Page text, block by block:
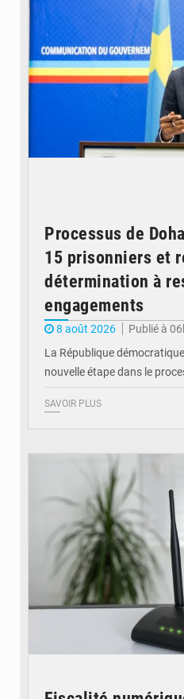
Processus de
15 prisonniers et
détermination à
engagements
8 août 2026
Publié à
La République
nouvelle étape dans le
SAVOIR PLUS